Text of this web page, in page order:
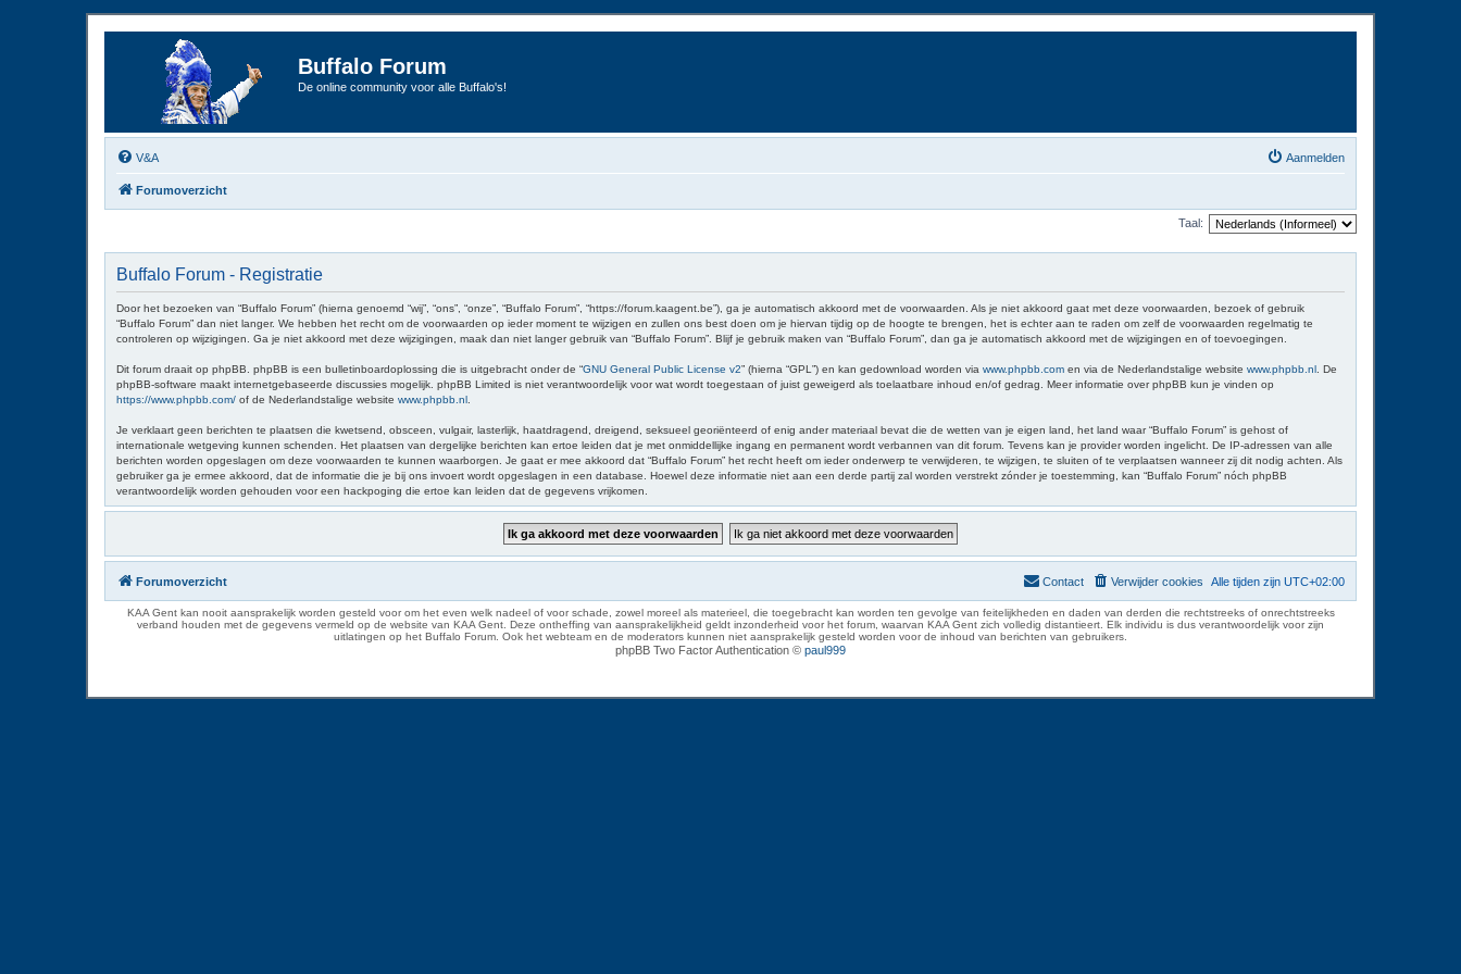
Buffalo Forum
De online community voor alle Buffalo's!
V&A Aanmelden
Forumoverzicht
Taal:
Buffalo Forum - Registratie
Door het bezoeken van “Buffalo Forum” (hierna genoemd “wij”, “ons”, “onze”, “Buffalo Forum”, “https://forum.kaagent.be”), ga je automatisch akkoord met de voorwaarden. Als je niet akkoord gaat met deze voorwaarden, bezoek of gebruik
“Buffalo Forum” dan niet langer. We hebben het recht om de voorwaarden op ieder moment te wijzigen en zullen ons best doen om je hiervan tijdig op de hoogte te brengen, het is echter aan te raden om zelf de voorwaarden regelmatig te
controleren op wijzigingen. Ga je niet akkoord met deze wijzigingen, maak dan niet langer gebruik van “Buffalo Forum”. Blijf je gebruik maken van “Buffalo Forum”, dan ga je automatisch akkoord met de wijzigingen en of toevoegingen.
Dit forum draait op phpBB. phpBB is een bulletinboardoplossing die is uitgebracht onder de “GNU General Public License v2” (hierna “GPL”) en kan gedownload worden via www.phpbb.com en via de Nederlandstalige website www.phpbb.nl . De
phpBB-software maakt internetgebaseerde discussies mogelijk. phpBB Limited is niet verantwoordelijk voor wat wordt toegestaan of juist geweigerd als toelaatbare inhoud en/of gedrag. Meer informatie over phpBB kun je vinden op
https://www.phpbb.com/ of de Nederlandstalige website www.phpbb.nl
Je verklaart geen berichten te plaatsen die kwetsend, obsceen, vulgair, lasterlijk, haatdragend, dreigend, seksueel georiënteerd of enig ander materiaal bevat die de wetten van je eigen land, het land waar “Buffalo Forum” is gehost of
internationale wetgeving kunnen schenden. Het plaatsen van dergelijke berichten kan ertoe leiden dat je met onmiddellijke ingang en permanent wordt verbannen van dit forum. Tevens kan je provider worden ingelicht. De IP-adressen van alle
berichten worden opgeslagen om deze voorwaarden te kunnen waarborgen. Je gaat er mee akkoord dat “Buffalo Forum” het recht heeft om ieder onderwerp te verwijderen, te wijzigen, te sluiten of te verplaatsen wanneer zij dit nodig achten. Als
gebruiker ga je ermee akkoord, dat de informatie die je bij ons invoert wordt opgeslagen in een database. Hoewel deze informatie niet aan een derde partij zal worden verstrekt zónder je toestemming, kan “Buffalo Forum” nóch phpBB
verantwoordelijk worden gehouden voor een hackpoging die ertoe kan leiden dat de gegevens vrijkomen.
Forumoverzicht Alle tijden zijn UTC+02:00
Verwijder cookies
Contact
KAA Gent kan nooit aansprakelijk worden gesteld voor om het even welk nadeel of voor schade, zowel moreel als materieel, die toegebracht kan worden ten gevolge van feitelijkheden en daden van derden die rechtstreeks of onrechtstreeks
verband houden met de gegevens vermeld op de website van KAA Gent. Deze ontheffing van aansprakelijkheid geldt inzonderheid voor het forum, waarvan KAA Gent zich volledig distantieert. Elk individu is dus verantwoordelijk voor zijn
uitlatingen op het Buffalo Forum. Ook het webteam en de moderators kunnen niet aansprakelijk gesteld worden voor de inhoud van berichten van gebruikers.
phpBB Two Factor Authentication © paul999